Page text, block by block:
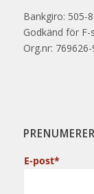
Bankgiro: 505-
Godkänd för F-
Org.nr:
E-post*